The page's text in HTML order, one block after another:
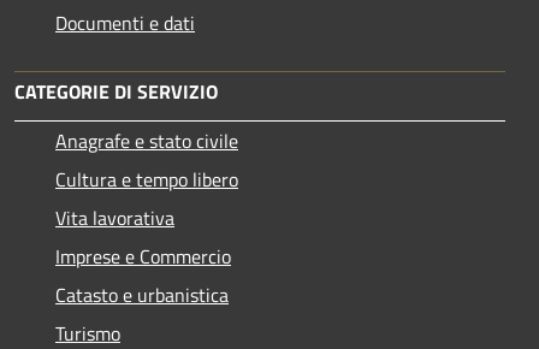
Documenti e dati
CATEGORIE DI SERVIZIO
Anagrafe e stato civile
Cultura e tempo libero
Vita lavorativa
Imprese e Commercio
Catasto e urbanistica
Turismo